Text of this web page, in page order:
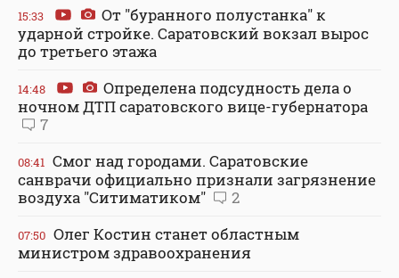
15:33
От "буранного полустанка" к
ударной стройке. Саратовский вокзал вырос
до третьего этажа
14:48
Определена подсудность дела о
ночном ДТП саратовского вице-губернатора
7
08:41 Смог над городами. Саратовские
санврачи официально признали загрязнение
воздуха "Ситиматиком"
2
07:50 Олег Костин станет областным
министром здравоохранения